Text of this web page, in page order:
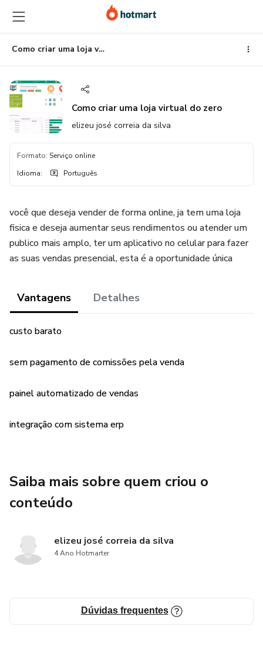
para
o
conteúdo
principal
para
o
pagamento
para
o
rodapé
Como criar uma loja virtual do zero
Como criar uma loja virtual do zero
elizeu josé correia da silva
Formato: Serviço online
Idioma: Português
você que deseja vender de forma online, ja tem uma loja
fisica e deseja aumentar seus rendimentos ou atender um
publico mais amplo, ter um aplicativo no celular para fazer
as suas vendas presencial, esta é a oportunidade única
Vantagens Detalhes
custo barato
sem pagamento de comissões pela venda
painel automatizado de vendas
integração com sistema erp
Saiba mais sobre quem criou o
conteúdo
elizeu josé correia da silva
4 Ano Hotmarter
Dúvidas frequentes